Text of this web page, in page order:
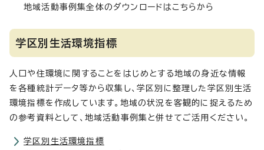
地域活動事例集全体のダウンロードはこちらから
学区別生活環境指標
人口や住環境に関することをはじめとする地域の身近な情報
を各種統計データ等から収集し、学区別に整理した学区別生活
環境指標を作成しています。地域の状況を客観的に捉えるため
の参考資料として、地域活動事例集と併せてご活用ください。
学区別生活環境指標